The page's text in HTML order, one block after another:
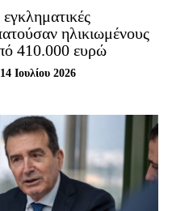
ηλικιωμένους
410.000 ευρώ
14 Ιουλίου 2026